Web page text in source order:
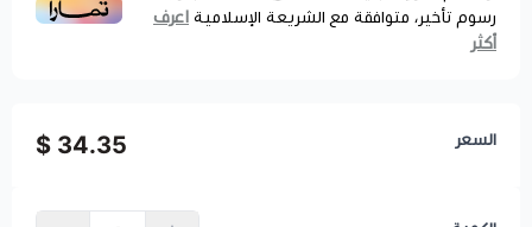
رسوم تأخير، متوافقة مع الشريعة الإسلامية اعرف
أكثر
السعر 34.35 $